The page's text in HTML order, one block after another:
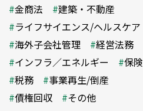
金商法
建築・不動産
ライフサイエンス/ヘルスケア
海外子会社管理
経営法務
インフラ／エネルギー
保険
税務
事業再生/倒産
債権回収
その他